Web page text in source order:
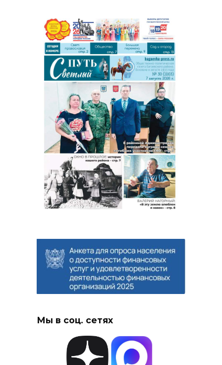
Мы в соц. сетях